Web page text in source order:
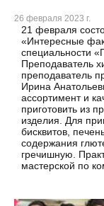
26 февраля 2023 г.
21 февраля
«Интересные
специальности
Преподаватель
преподаватель
Ирина
ассортимент и
приготовить из
изделия. Для
бисквитов,
содержания
гречишную.
мастерской по